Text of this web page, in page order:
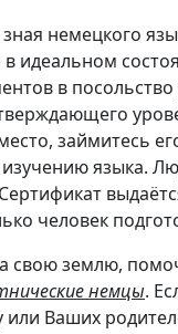
немецкого
идеальном
в
займитесь
языка.
человек
свою землю,
немцы.
Ваших